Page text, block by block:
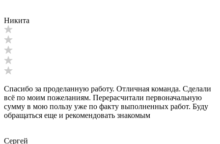
Никита
Спасибо за проделанную работу. Отличная команда. Сделали
всё по моим пожеланиям. Перерасчитали первоначальную
сумму в мою пользу уже по факту выполненных работ. Буду
обращаться еще и рекомендовать знакомым
Сергей